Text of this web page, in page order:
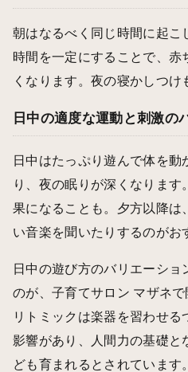
朝はなるべく同じ時間に起こ
時間を一定にすることで、
くなります。夜の寝かしつけ
日中の適度な運動と刺激の
日中はたっぷり遊んで体を
り、夜の眠りが深くなりま
果になることも。夕方以降は
い音楽を聞いたりするのがお
日中の遊び方のバリエーシ
のが、子育てサロン マザネで
リトミックは楽器を習わせ
影響があり、人間力の基礎と
ども育まれるとされていま